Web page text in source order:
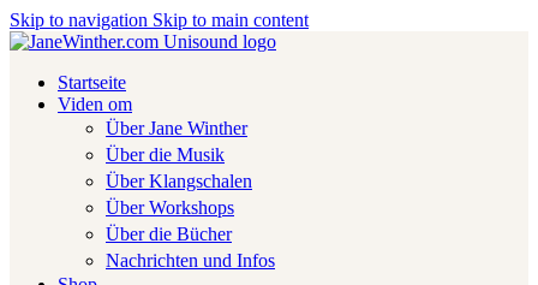
Skip to navigation Skip to main content
Startseite
Viden om
Über Jane Winther
Über die Musik
Über Klangschalen
Über Workshops
Über die Bücher
Nachrichten und Infos